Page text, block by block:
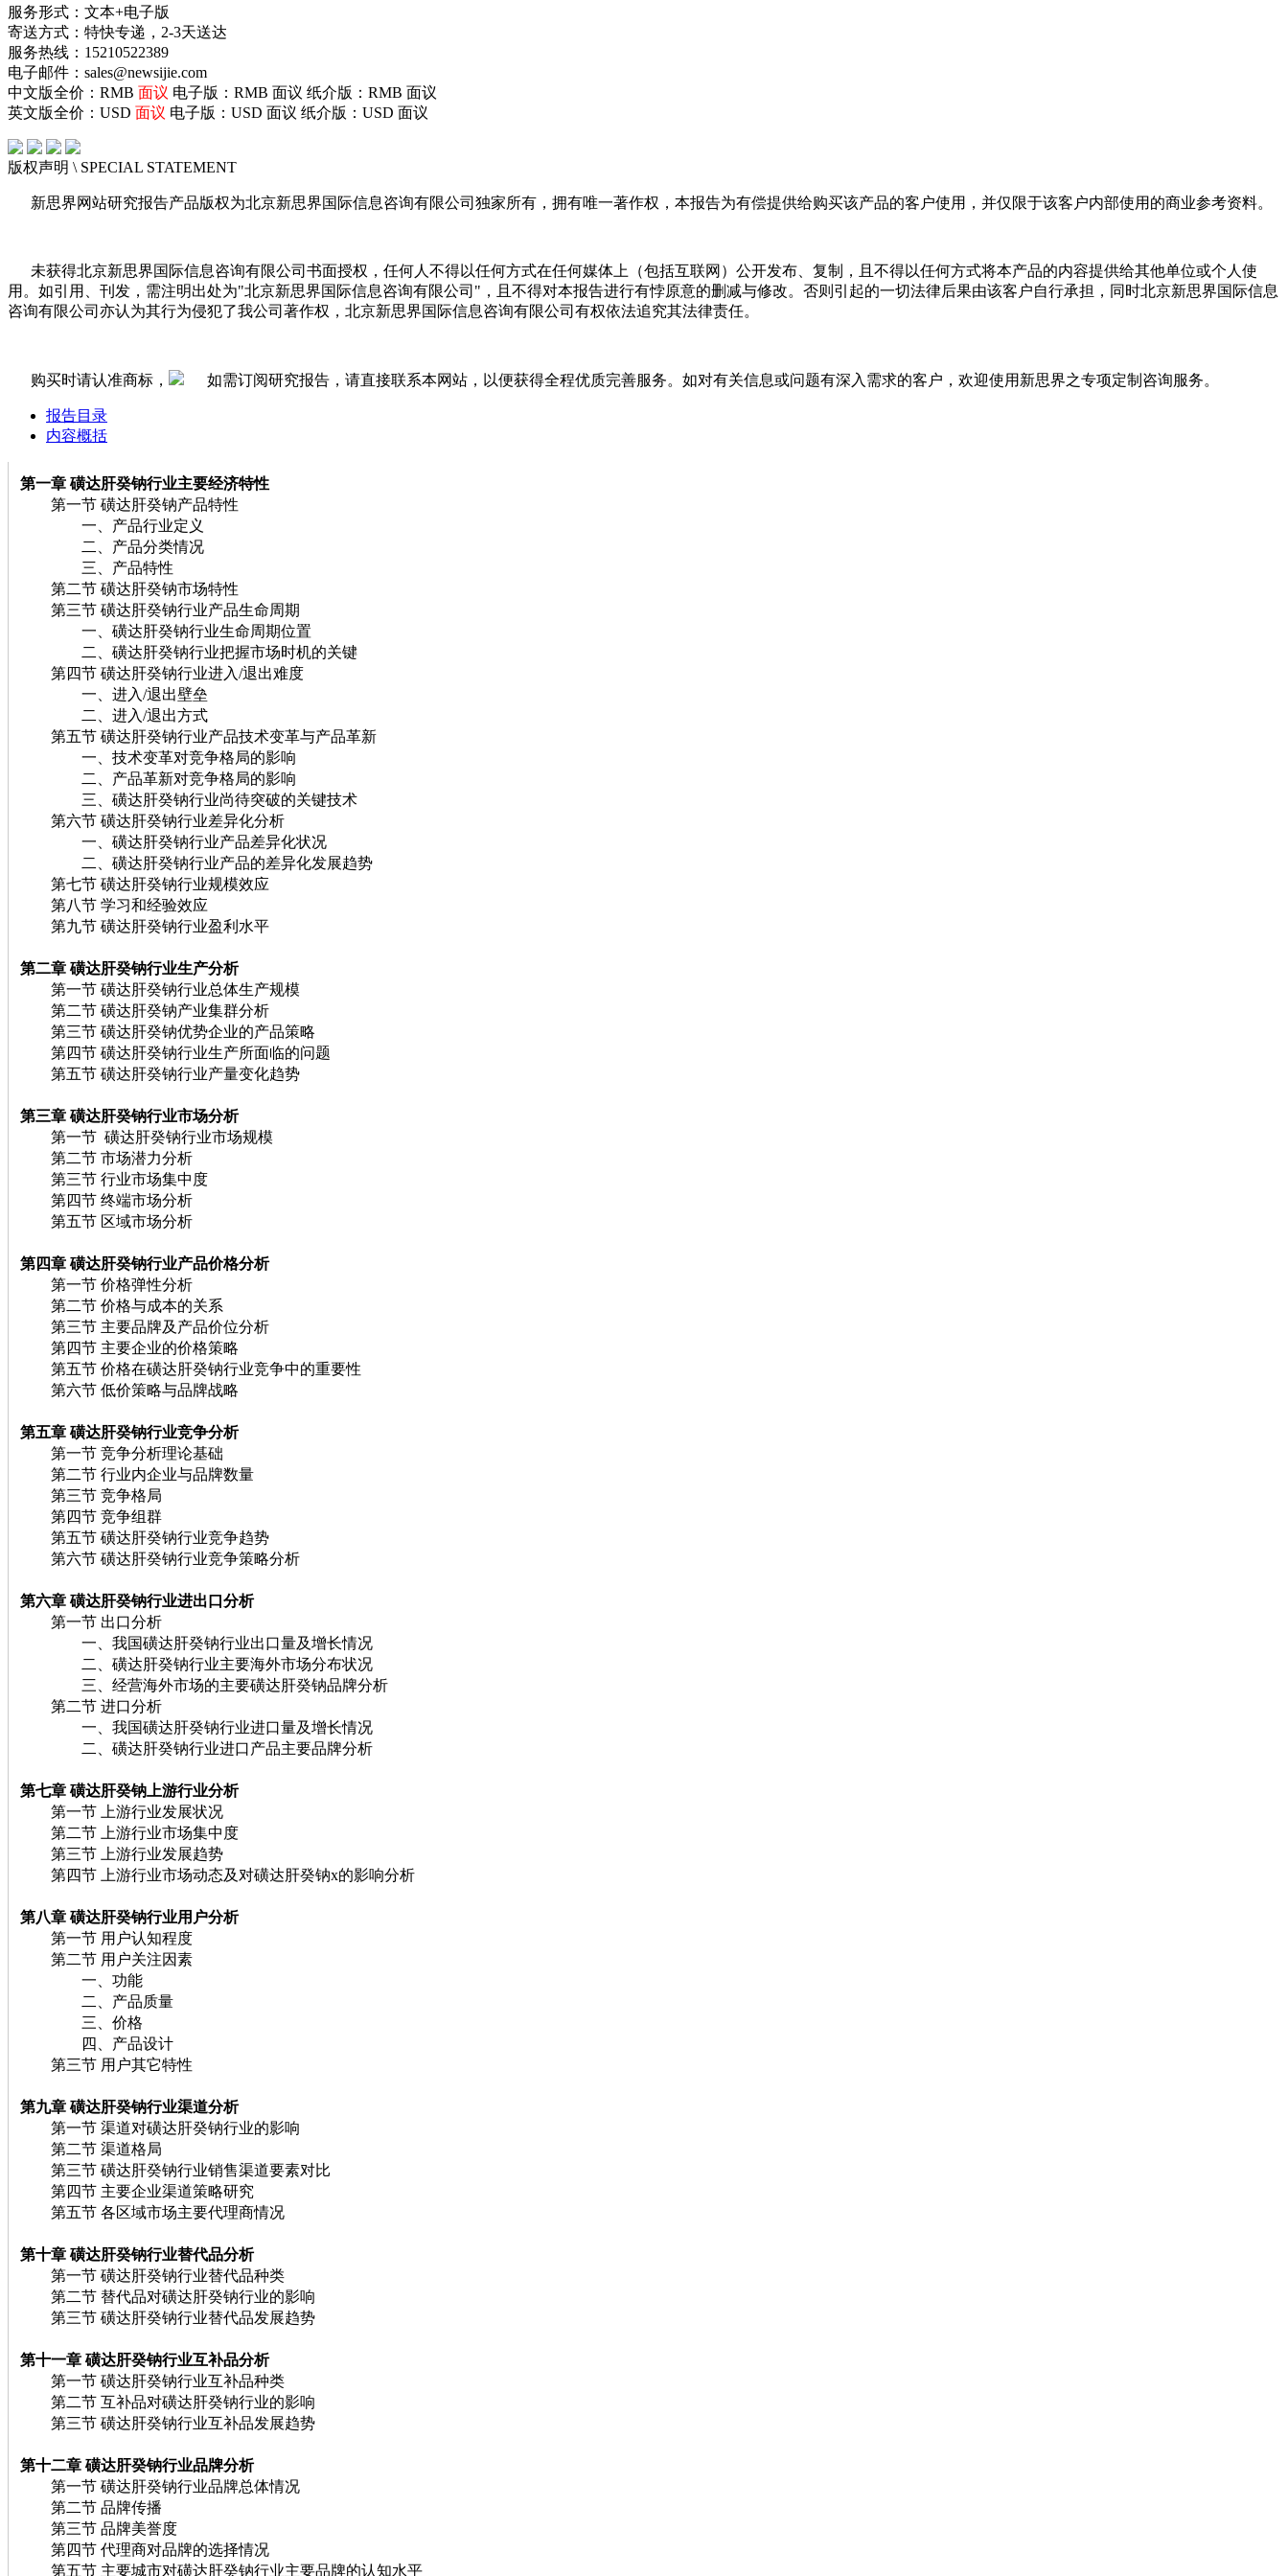
服务形式：文本+电子版
寄送方式：特快专递，2-3天送达
服务热线：15210522389
电子邮件：sales@newsijie.com
中文版全价：RMB 面议 电子版：RMB 面议 纸介版：RMB 面议
英文版全价：USD 面议 电子版：USD 面议 纸介版：USD 面议
版权声明 \ SPECIAL STATEMENT
新思界网站研究报告产品版权为北京新思界国际信息咨询有限公司独家所有，拥有唯一著作权，本报告为有偿提供给购买该产品的客户使用，并仅限于该客户内部使用的商业参考资料。
未获得北京新思界国际信息咨询有限公司书面授权，任何人不得以任何方式在任何媒体上（包括互联网）公开发布、复制，且不得以任何方式将本产品的内容提供给其他单位或个人使
用。如引用、刊发，需注明出处为"北京新思界国际信息咨询有限公司"，且不得对本报告进行有悖原意的删减与修改。否则引起的一切法律后果由该客户自行承担，同时北京新思界国际信息
咨询有限公司亦认为其行为侵犯了我公司著作权，北京新思界国际信息咨询有限公司有权依法追究其法律责任。
购买时请认准商标， 如需订阅研究报告，请直接联系本网站，以便获得全程优质完善服务。如对有关信息或问题有深入需求的客户，欢迎使用新思界之专项定制咨询服务。
报告目录
内容概括
第一章 磺达肝癸钠行业主要经济特性
第一节 磺达肝癸钠产品特性
一、产品行业定义
二、产品分类情况
三、产品特性
第二节 磺达肝癸钠市场特性
第三节 磺达肝癸钠行业产品生命周期
一、磺达肝癸钠行业生命周期位置
二、磺达肝癸钠行业把握市场时机的关键
第四节 磺达肝癸钠行业进入/退出难度
一、进入/退出壁垒
二、进入/退出方式
第五节 磺达肝癸钠行业产品技术变革与产品革新
一、技术变革对竞争格局的影响
二、产品革新对竞争格局的影响
三、磺达肝癸钠行业尚待突破的关键技术
第六节 磺达肝癸钠行业差异化分析
一、磺达肝癸钠行业产品差异化状况
二、磺达肝癸钠行业产品的差异化发展趋势
第七节 磺达肝癸钠行业规模效应
第八节 学习和经验效应
第九节 磺达肝癸钠行业盈利水平
第二章 磺达肝癸钠行业生产分析
第一节 磺达肝癸钠行业总体生产规模
第二节 磺达肝癸钠产业集群分析
第三节 磺达肝癸钠优势企业的产品策略
第四节 磺达肝癸钠行业生产所面临的问题
第五节 磺达肝癸钠行业产量变化趋势
第三章 磺达肝癸钠行业市场分析
第一节 磺达肝癸钠行业市场规模
第二节 市场潜力分析
第三节 行业市场集中度
第四节 终端市场分析
第五节 区域市场分析
第四章 磺达肝癸钠行业产品价格分析
第一节 价格弹性分析
第二节 价格与成本的关系
第三节 主要品牌及产品价位分析
第四节 主要企业的价格策略
第五节 价格在磺达肝癸钠行业竞争中的重要性
第六节 低价策略与品牌战略
第五章 磺达肝癸钠行业竞争分析
第一节 竞争分析理论基础
第二节 行业内企业与品牌数量
第三节 竞争格局
第四节 竞争组群
第五节 磺达肝癸钠行业竞争趋势
第六节 磺达肝癸钠行业竞争策略分析
第六章 磺达肝癸钠行业进出口分析
第一节 出口分析
一、我国磺达肝癸钠行业出口量及增长情况
二、磺达肝癸钠行业主要海外市场分布状况
三、经营海外市场的主要磺达肝癸钠品牌分析
第二节 进口分析
一、我国磺达肝癸钠行业进口量及增长情况
二、磺达肝癸钠行业进口产品主要品牌分析
第七章 磺达肝癸钠上游行业分析
第一节 上游行业发展状况
第二节 上游行业市场集中度
第三节 上游行业发展趋势
第四节 上游行业市场动态及对磺达肝癸钠x的影响分析
第八章 磺达肝癸钠行业用户分析
第一节 用户认知程度
第二节 用户关注因素
一、功能
二、产品质量
三、价格
四、产品设计
第三节 用户其它特性
第九章 磺达肝癸钠行业渠道分析
第一节 渠道对磺达肝癸钠行业的影响
第二节 渠道格局
第三节 磺达肝癸钠行业销售渠道要素对比
第四节 主要企业渠道策略研究
第五节 各区域市场主要代理商情况
第十章 磺达肝癸钠行业替代品分析
第一节 磺达肝癸钠行业替代品种类
第二节 替代品对磺达肝癸钠行业的影响
第三节 磺达肝癸钠行业替代品发展趋势
第十一章 磺达肝癸钠行业互补品分析
第一节 磺达肝癸钠行业互补品种类
第二节 互补品对磺达肝癸钠行业的影响
第三节 磺达肝癸钠行业互补品发展趋势
第十二章 磺达肝癸钠行业品牌分析
第一节 磺达肝癸钠行业品牌总体情况
第二节 品牌传播
第三节 品牌美誉度
第四节 代理商对品牌的选择情况
第五节 主要城市对磺达肝癸钠行业主要品牌的认知水平